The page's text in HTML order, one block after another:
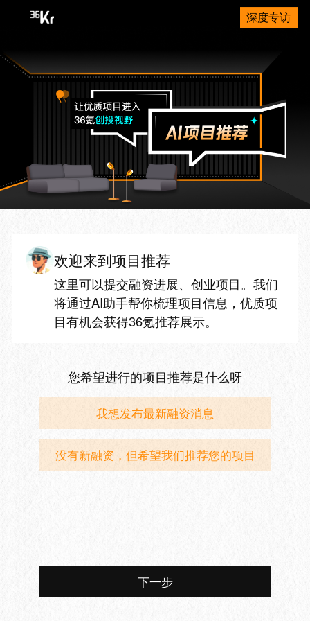
深度专访
欢迎来到项目推荐
这里可以提交融资进展、创业项目。我们
将通过AI助手帮你梳理项目信息，优质项
目有机会获得36氪推荐展示。
您希望进行的项目推荐是什么呀
我想发布最新融资消息
没有新融资，但希望我们推荐您的项目
下一步